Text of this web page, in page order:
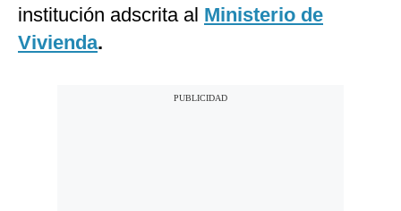
institución adscrita al Ministerio de
Vivienda.